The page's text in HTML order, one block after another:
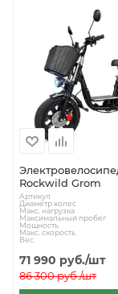
Rockwild Grom
Артикул
Диаметр колес
Макс. нагрузка
Максимальный пробег
Мощность
Макс. скорость
Вес
71 990 руб./шт
86 300руб./шт